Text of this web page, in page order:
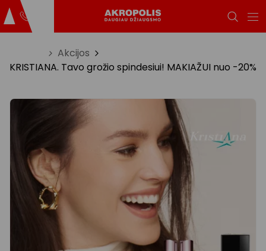
Akcijos
KRISTIANA. Tavo grožio spindesiui! MAKIAŽUI nuo -20%